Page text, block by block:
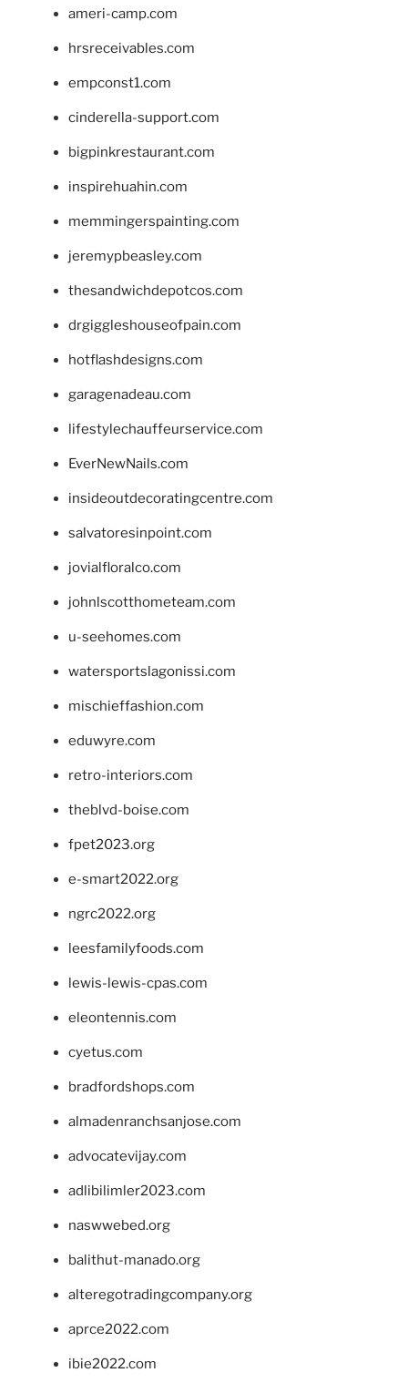
ameri-camp.com
hrsreceivables.com
empconst1.com
cinderella-support.com
bigpinkrestaurant.com
inspirehuahin.com
memmingerspainting.com
jeremypbeasley.com
thesandwichdepotcos.com
drgiggleshouseofpain.com
hotflashdesigns.com
garagenadeau.com
lifestylechauffeurservice.com
EverNewNails.com
insideoutdecoratingcentre.com
salvatoresinpoint.com
jovialfloralco.com
johnlscotthometeam.com
u-seehomes.com
watersportslagonissi.com
mischieffashion.com
eduwyre.com
retro-interiors.com
theblvd-boise.com
fpet2023.org
e-smart2022.org
ngrc2022.org
leesfamilyfoods.com
lewis-lewis-cpas.com
eleontennis.com
cyetus.com
bradfordshops.com
almadenranchsanjose.com
advocatevijay.com
adlibilimler2023.com
naswwebed.org
balithut-manado.org
alteregotradingcompany.org
aprce2022.com
ibie2022.com